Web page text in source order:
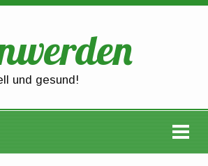
und gesund!